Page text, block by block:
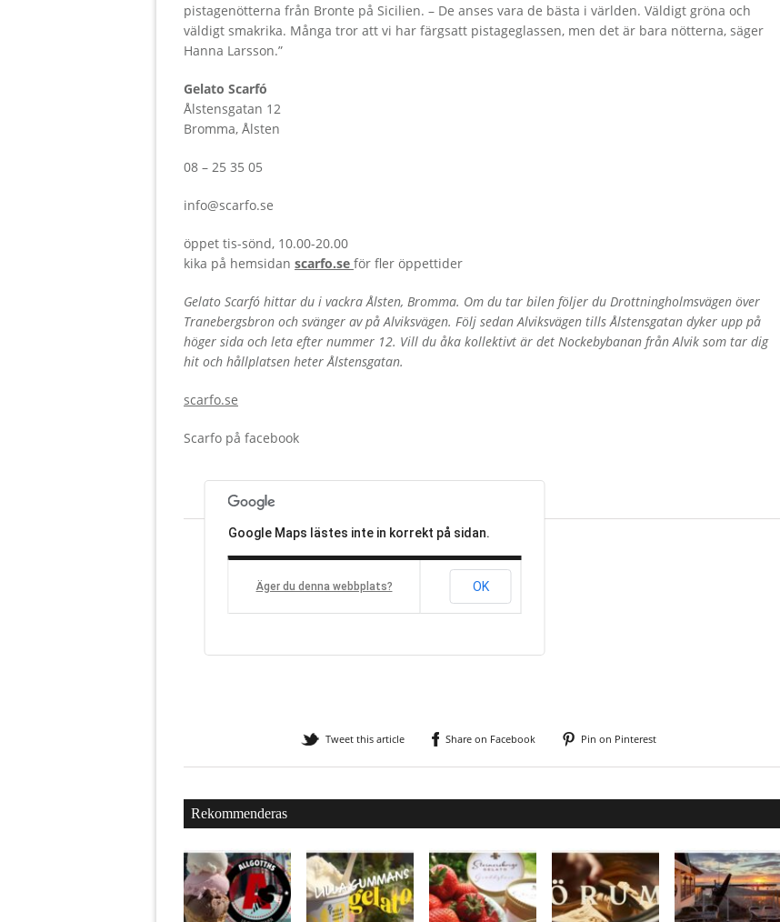
pistagenötterna från Bronte på Sicilien. – De anses vara de bästa i världen. Väldigt gröna och
väldigt smakrika. Många tror att vi har färgsatt pistageglassen, men det är bara nötterna, säger
Hanna Larsson.”
Gelato Scarfó
Ålstensgatan 12
Bromma, Ålsten
08 – 25 35 05
info@scarfo.se
öppet tis-sönd, 10.00-20.00
kika på hemsidan scarfo.se för fler öppettider
Gelato Scarfó hittar du i vackra Ålsten, Bromma. Om du tar bilen följer du Drottningholmsvägen över
Tranebergsbron och svänger av på Alviksvägen. Följ sedan Alviksvägen tills Ålstensgatan dyker upp på
höger sida och leta efter nummer 12. Vill du åka kollektivt är det Nockebybanan från Alvik som tar dig
hit och hållplatsen heter Ålstensgatan.
scarfo.se
Scarfo på facebook
Google Maps lästes inte in korrekt på sidan.
Äger du denna webbplats? OK
Tweet this article Share on Facebook Pin on Pinterest
Rekommenderas